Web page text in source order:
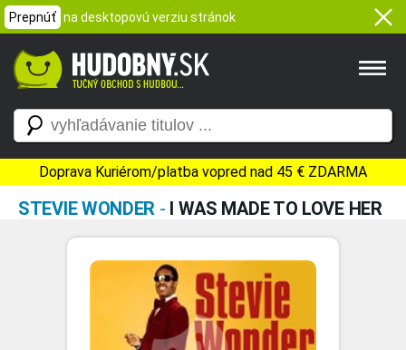
Prepnúť na desktopovú verziu stránok
Doprava Kuriérom/platba vopred nad 45 € ZDARMA
STEVIE WONDER - I WAS MADE TO LOVE HER